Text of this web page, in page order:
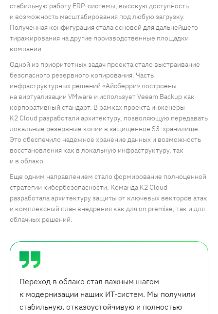
стабильную работу ERP-системы, высокую доступность
и возможность масштабирования под любую загрузку.
Полученная конфигурация стала основой для дальнейшего
тиражирования на другие производственные площадки
компании.
Одной из приоритетных задач проекта стало выстраивание
безопасного резервного копирования. Часть
инфраструктурных решений «Айсберри» построены
на виртуализации VMware и использует Veeam Backup как
корпоративный стандарт. В рамках проекта инженеры
K2 Cloud разработали архитектуру, позволяющую передавать
локальные резервные копии в защищенное S3-хранилище.
Это обеспечило надежное хранение данных и возможность
восстановления как в локальную инфраструктуру, так
и в облако.
Еще одним направлением стало формирование полноценной
стратегии кибербезопасности. Команда K2 Cloud
разработала архитектуру защиты от ключевых векторов атак
и комплексный план внедрения как для on premise, так и для
облачных решений.
Переход в облако стал важным шагом
к модернизации наших ИТ-систем. Мы получили
стабильную, отказоустойчивую и полностью